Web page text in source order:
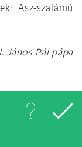
Asz-szalámú
János Pál pápa